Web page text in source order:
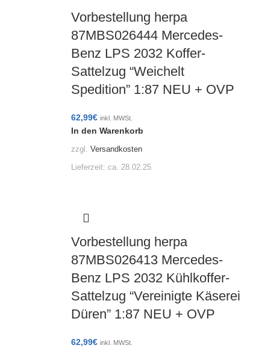
Vorbestellung herpa
87MBS026444 Mercedes-
Benz LPS 2032 Koffer-
Sattelzug “Weichelt
Spedition” 1:87 NEU + OVP
62,99€ inkl. MWSt.
In den Warenkorb
zzgl. Versandkosten
Lieferzeit: ca. 28.02.25
Vorbestellung herpa
87MBS026413 Mercedes-
Benz LPS 2032 Kühlkoffer-
Sattelzug “Vereinigte Käserei
Düren” 1:87 NEU + OVP
62,99€ inkl. MWSt.